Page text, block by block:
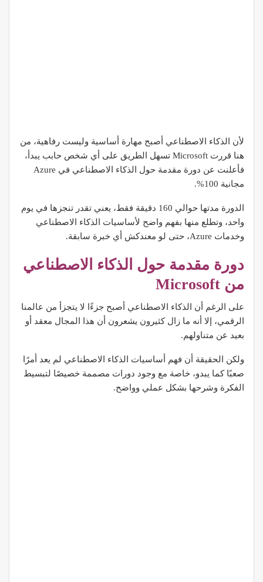
لأن الذكاء الاصطناعي أصبح مهارة أساسية وليست رفاهية، من
هنا قررت Microsoft تسهل الطريق على أي شخص حابب يبدأ،
فأعلنت عن دورة مقدمة حول الذكاء الاصطناعي في Azure
مجانية 100%.
الدورة مدتها حوالي 160 دقيقة فقط، يعني تقدر تنجزها في يوم
واحد، وتطلع منها بفهم واضح لأساسيات الذكاء الاصطناعي
وخدمات Azure، حتى لو معندكش أي خبرة سابقة.
دورة مقدمة حول الذكاء الاصطناعي
من Microsoft
على الرغم أن الذكاء الاصطناعي أصبح جزءًا لا يتجزأ من عالمنا
الرقمي، إلا أنه ما زال كثيرون يشعرون أن هذا المجال معقد أو
بعيد عن متناولهم.
ولكن الحقيقة أن فهم أساسيات الذكاء الاصطناعي لم يعد أمرًا
صعبًا كما يبدو، خاصة مع وجود دورات مصممة خصيصًا لتبسيط
الفكرة وشرحها بشكل عملي وواضح.